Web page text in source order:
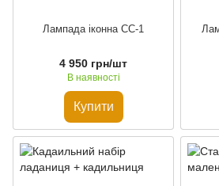
Лампада іконна СС-1
4 950 грн/шт
В наявності
Купити